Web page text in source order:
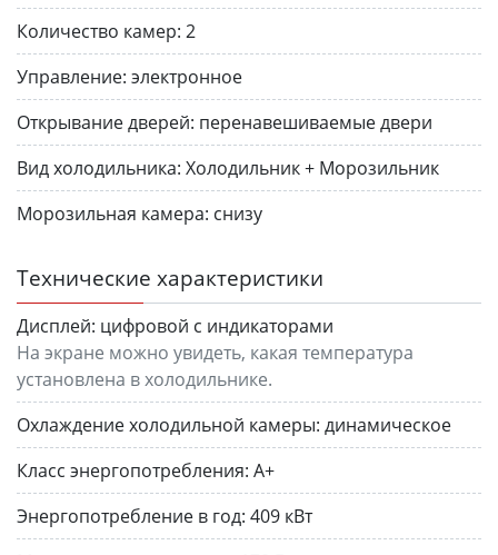
Количество камер: 2
Управление: электронное
Открывание дверей: перенавешиваемые двери
Вид холодильника: Холодильник + Морозильник
Морозильная камера: снизу
Технические характеристики
Дисплей: цифровой с индикаторами
На экране можно увидеть, какая температура
установлена в холодильнике.
Охлаждение холодильной камеры: динамическое
Класс энергопотребления: A+
Энергопотребление в год: 409 кВт